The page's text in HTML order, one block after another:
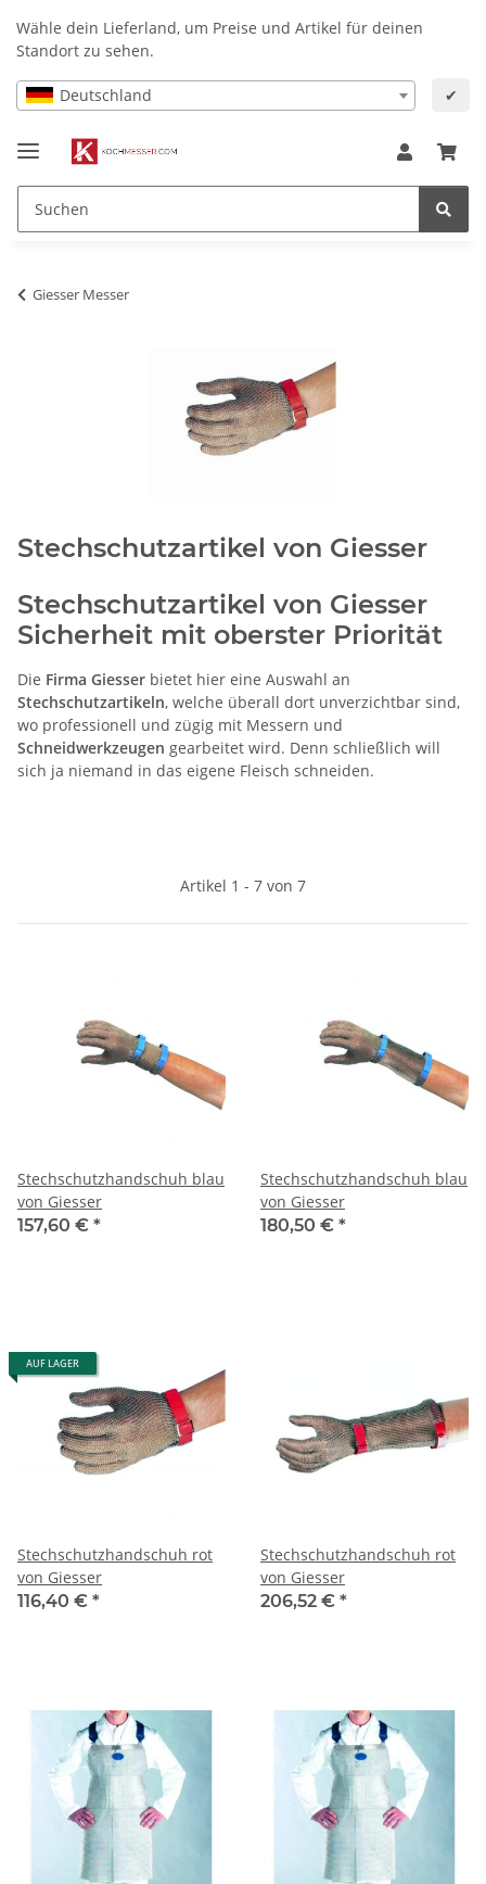
Wähle dein Lieferland, um Preise und Artikel für deinen
Standort zu sehen.
Deutschland ✔
Giesser Messer
Stechschutzartikel von Giesser
Stechschutzartikel von Giesser
Sicherheit mit oberster Priorität
Die Firma Giesser bietet hier eine Auswahl an
Stechschutzartikeln, welche überall dort unverzichtbar sind,
wo professionell und zügig mit Messern und
Schneidwerkzeugen gearbeitet wird. Denn schließlich will
sich ja niemand in das eigene Fleisch schneiden.
Artikel 1 - 7 von 7
Stechschutzhandschuh blau
von Giesser
157,60 € *
Stechschutzhandschuh blau
von Giesser
180,50 € *
AUF LAGER
Stechschutzhandschuh rot
von Giesser
116,40 € *
Stechschutzhandschuh rot
von Giesser
206,52 € *